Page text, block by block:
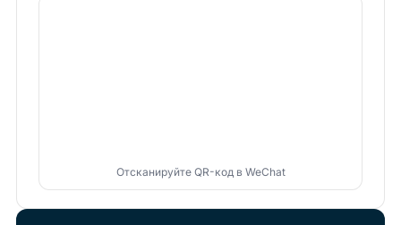
Отсканируйте QR-код в WeChat